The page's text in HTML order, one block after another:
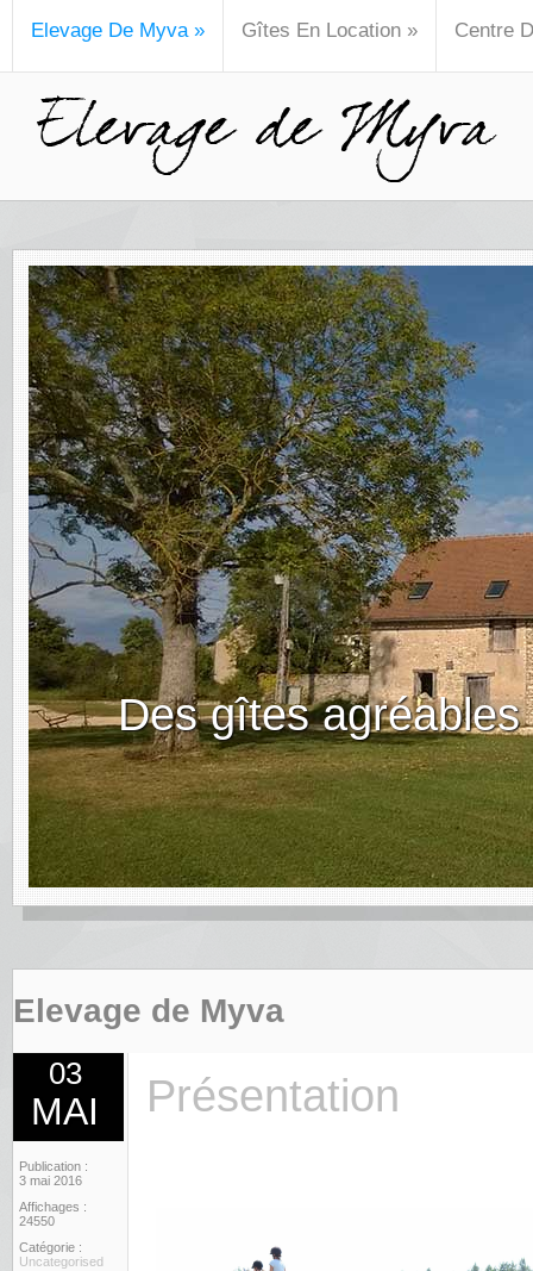
Elevage De Myva» Gîtes En Location » Centre
Des gîtes
Elevage de Myva
03
MAI
Publication :
3 mai 2016
Affichages :
24550
Catégorie :
Uncategorised
Présentation